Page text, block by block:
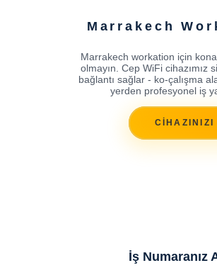
Marrakech
Marrakech workation için
olmayın. Cep WiFi cihazımız
bağlantı sağlar - ko-çalışma
yerden profesyonel iş
CİHAZINIZI
İş Numaranız